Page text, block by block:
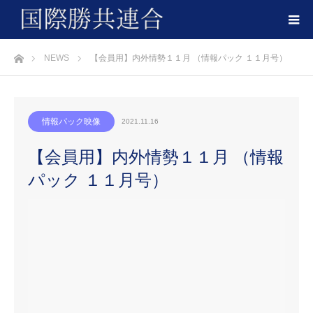
ホームNEWS 【会員用】内外情勢１１月 （情報パック １１月号）
情報パック映像 2021.11.16
【会員用】内外情勢１１月 （情報
パック １１月号）